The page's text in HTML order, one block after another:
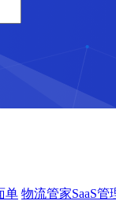
单 物流管家SaaS管